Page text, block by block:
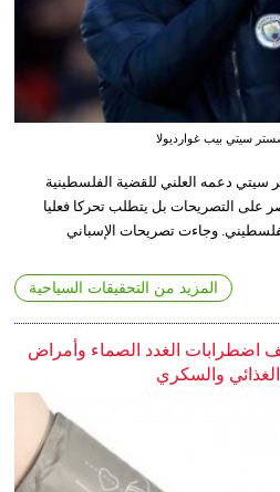
سيتي بيب غوارديولا
دعمه العلني للقضية الفلسطينية
على التصريحات بل يتطلب تحركا فعليا
وجاءت تصريحات الإسباني
المزيد من التحقيقات السياحية
اضطرابات الغدد الصماء وأمراض
الغذائي والسكري